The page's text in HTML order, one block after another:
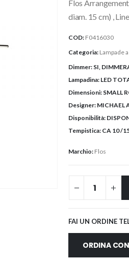
Flos
diam. 15 cm) ,
COD: F0416030
Categoria: Lampade
Dimmer: SI,
Lampadina: LED
Dimensioni: SMALL
Designer: MICHAEL
Disponibilità:
Tempistica: CA 10 /
Marchio: Flos
FAI UN ORDINE
ORDINA